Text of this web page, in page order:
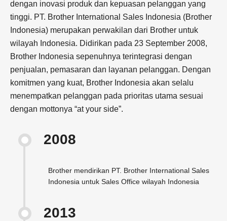
dengan inovasi produk dan kepuasan pelanggan yang
tinggi. PT. Brother International Sales Indonesia (Brother
Indonesia) merupakan perwakilan dari Brother untuk
wilayah Indonesia. Didirikan pada 23 September 2008,
Brother Indonesia sepenuhnya terintegrasi dengan
penjualan, pemasaran dan layanan pelanggan. Dengan
komitmen yang kuat, Brother Indonesia akan selalu
menempatkan pelanggan pada prioritas utama sesuai
dengan mottonya “at your side”.
2008
Brother mendirikan PT. Brother International Sales
Indonesia untuk Sales Office wilayah Indonesia
2013